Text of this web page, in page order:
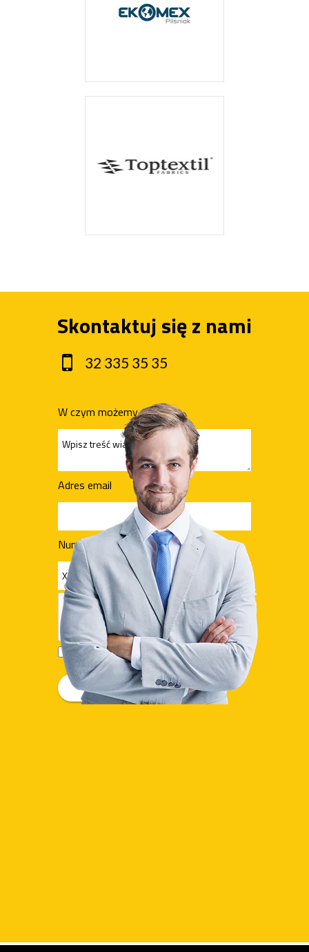
Skontaktuj się z nami
32 335 35 35
W czym możemy pomóc?
Adres email
Numer telefonu (opcjonalnie)
Wyrażam zgodę na otrzymywanie na podany przeze mnie w
formularzu adres e-mail informacji w zakresie związanym ze
złożonym przeze mnie zapytaniem.
Wyślij